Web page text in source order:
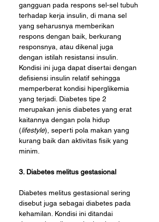
gangguan pada respons sel-sel tubuh
terhadap kerja insulin, di mana sel
yang seharusnya memberikan
respons dengan baik, berkurang
responsnya, atau dikenal juga
dengan istilah resistansi insulin.
Kondisi ini juga dapat disertai dengan
defisiensi insulin relatif sehingga
memperberat kondisi hiperglikemia
yang terjadi. Diabetes tipe 2
merupakan jenis diabetes yang erat
kaitannya dengan pola hidup
(lifestyle), seperti pola makan yang
kurang baik dan aktivitas fisik yang
minim.
3. Diabetes melitus gestasional
Diabetes melitus gestasional sering
disebut juga sebagai diabetes pada
kehamilan. Kondisi ini ditandai